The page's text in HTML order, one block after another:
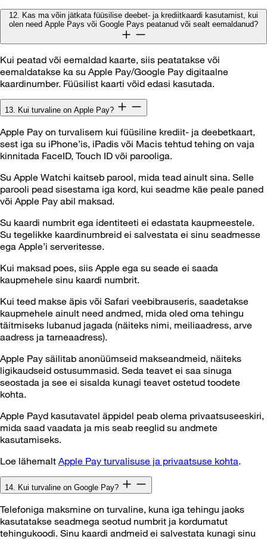
12. Kas ma võin jätkata füüsilise deebet- ja krediitkaardi kasutamist, kui
olen need Apple Pays või Google Pays peatanud või sealt eemaldanud?
Kui peatad või eemaldad kaarte, siis peatatakse või
eemaldatakse ka su Apple Pay/Google Pay digitaalne
kaardinumber. Füüsilist kaarti võid edasi kasutada.
13. Kui turvaline on Apple Pay?
Apple Pay on turvalisem kui füüsiline krediit- ja deebetkaart,
sest iga su iPhone’is, iPadis või Macis tehtud tehing on vaja
kinnitada FaceID, Touch ID või parooliga.
Su Apple Watchi kaitseb parool, mida tead ainult sina. Selle
parooli pead sisestama iga kord, kui seadme käe peale paned
või Apple Pay abil maksad.
Su kaardi numbrit ega identiteeti ei edastata kaupmeestele.
Su tegelikke kaardinumbreid ei salvestata ei sinu seadmesse
ega Apple’i serveritesse.
Kui maksad poes, siis Apple ega su seade ei saada
kaupmehele sinu kaardi numbrit.
Kui teed makse äpis või Safari veebibrauseris, saadetakse
kaupmehele ainult need andmed, mida oled oma tehingu
täitmiseks lubanud jagada (näiteks nimi, meiliaadress, arve
aadress ja tarneaadress).
Apple Pay säilitab anonüümseid makseandmeid, näiteks
ligikaudseid ostusummasid. Seda teavet ei saa sinuga
seostada ja see ei sisalda kunagi teavet ostetud toodete
kohta.
Apple Payd kasutavatel äppidel peab olema privaatsuseeskiri,
mida saad vaadata ja mis seab reeglid su andmete
kasutamiseks.
Loe lähemalt Apple Pay turvalisuse ja privaatsuse kohta.
14. Kui turvaline on Google Pay?
Telefoniga maksmine on turvaline, kuna iga tehingu jaoks
kasutatakse seadmega seotud numbrit ja kordumatut
tehingukoodi. Sinu kaardi andmeid ei salvestata kunagi sinu